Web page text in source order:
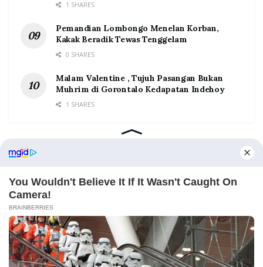
1 SHARES
Pemandian Lombongo Menelan Korban,
Kakak Beradik Tewas Tenggelam
0 SHARES
Malam Valentine , Tujuh Pasangan Bukan
Muhrim di Gorontalo Kedapatan Indehoy
1 SHARES
Home Tentang Kontak Redaksi Pedoman Media Siber
©2026 Prosesnews.id. All Rights Reserved.